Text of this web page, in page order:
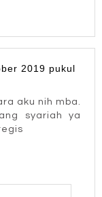
2019 pukul
aku nih mba.
syariah ya